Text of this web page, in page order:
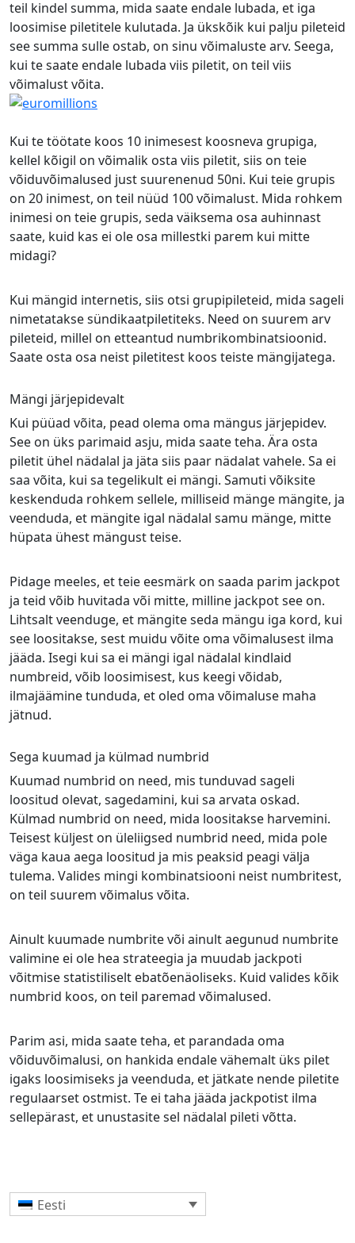
teil kindel summa, mida saate endale lubada, et iga
loosimise piletitele kulutada. Ja ükskõik kui palju pileteid
see summa sulle ostab, on sinu võimaluste arv. Seega,
kui te saate endale lubada viis piletit, on teil viis
võimalust võita.
Kui te töötate koos 10 inimesest koosneva grupiga,
kellel kõigil on võimalik osta viis piletit, siis on teie
võiduvõimalused just suurenenud 50ni. Kui teie grupis
on 20 inimest, on teil nüüd 100 võimalust. Mida rohkem
inimesi on teie grupis, seda väiksema osa auhinnast
saate, kuid kas ei ole osa millestki parem kui mitte
midagi?
Kui mängid internetis, siis otsi grupipileteid, mida sageli
nimetatakse sündikaatpiletiteks. Need on suurem arv
pileteid, millel on etteantud numbrikombinatsioonid.
Saate osta osa neist piletitest koos teiste mängijatega.
Mängi järjepidevalt
Kui püüad võita, pead olema oma mängus järjepidev.
See on üks parimaid asju, mida saate teha. Ära osta
piletit ühel nädalal ja jäta siis paar nädalat vahele. Sa ei
saa võita, kui sa tegelikult ei mängi. Samuti võiksite
keskenduda rohkem sellele, milliseid mänge mängite, ja
veenduda, et mängite igal nädalal samu mänge, mitte
hüpata ühest mängust teise.
Pidage meeles, et teie eesmärk on saada parim jackpot
ja teid võib huvitada või mitte, milline jackpot see on.
Lihtsalt veenduge, et mängite seda mängu iga kord, kui
see loositakse, sest muidu võite oma võimalusest ilma
jääda. Isegi kui sa ei mängi igal nädalal kindlaid
numbreid, võib loosimisest, kus keegi võidab,
ilmajäämine tunduda, et oled oma võimaluse maha
jätnud.
Sega kuumad ja külmad numbrid
Kuumad numbrid on need, mis tunduvad sageli
loositud olevat, sagedamini, kui sa arvata oskad.
Külmad numbrid on need, mida loositakse harvemini.
Teisest küljest on üleliigsed numbrid need, mida pole
väga kaua aega loositud ja mis peaksid peagi välja
tulema. Valides mingi kombinatsiooni neist numbritest,
on teil suurem võimalus võita.
Ainult kuumade numbrite või ainult aegunud numbrite
valimine ei ole hea strateegia ja muudab jackpoti
võitmise statistiliselt ebatõenäoliseks. Kuid valides kõik
numbrid koos, on teil paremad võimalused.
Parim asi, mida saate teha, et parandada oma
võiduvõimalusi, on hankida endale vähemalt üks pilet
igaks loosimiseks ja veenduda, et jätkate nende piletite
regulaarset ostmist. Te ei taha jääda jackpotist ilma
sellepärast, et unustasite sel nädalal pileti võtta.
Eesti